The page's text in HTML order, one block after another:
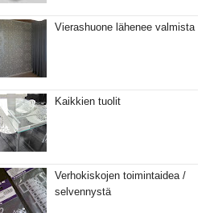
Vierashuone lähenee valmista
Kaikkien tuolit
Verhokiskojen toimintaidea /
selvennystä